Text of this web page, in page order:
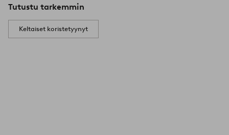
Tutustu tarkemmin
Keltaiset koristetyynyt